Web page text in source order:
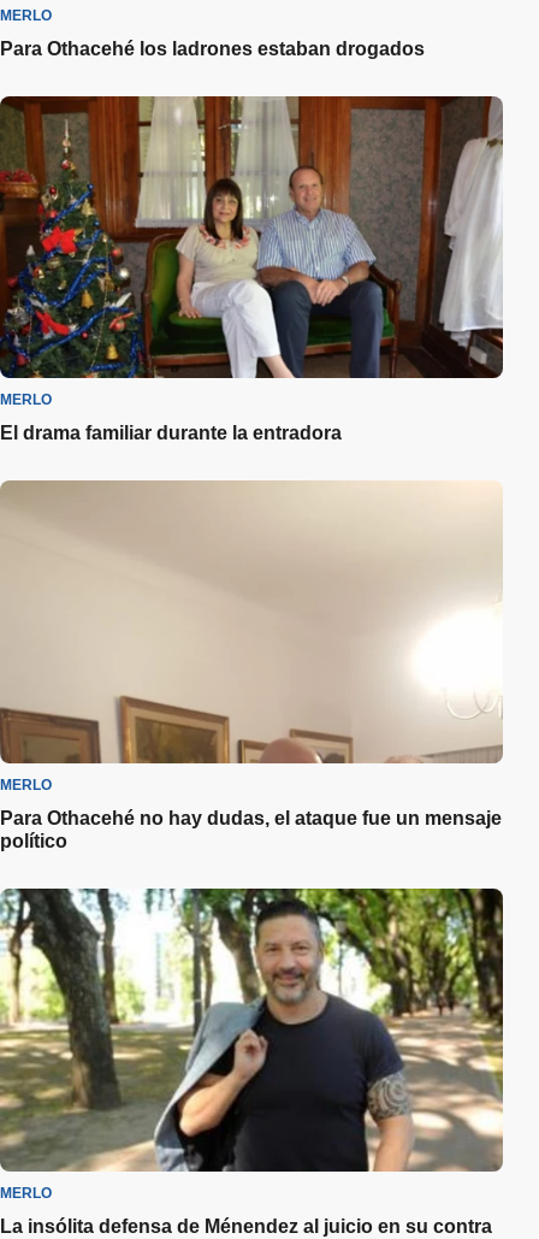
MERLO
Para Othacehé los ladrones estaban drogados
MERLO
El drama familiar durante la entradora
MERLO
Para Othacehé no hay dudas, el ataque fue un mensaje
político
MERLO
La insólita defensa de Ménendez al juicio en su contra